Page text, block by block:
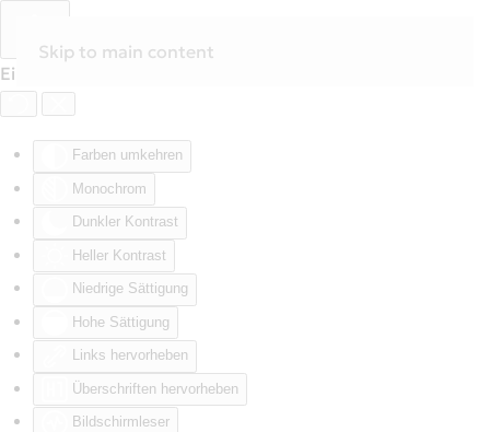
Eingabehilfen öffnen
Farben umkehren
Monochrom
Dunkler Kontrast
Heller Kontrast
Niedrige Sättigung
Hohe Sättigung
Links hervorheben
Überschriften hervorheben
Bildschirmleser
Skip to main content